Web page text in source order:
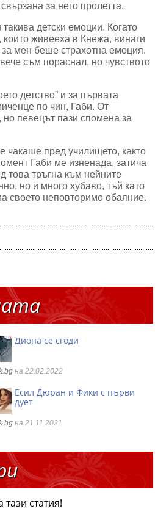
за него пролетта.
детски емоции. Когато
живееха в Кнежа, винаги
мен беше страхотна емоция.
съм пораснал, но чувството
детство” и за първата
по чин, Габи. От
певецът пази спомена за
чакаше пред училището, както
Габи ме изненада, затича
това тръгна към нейните
но и много хубаво, тъй като
своето неповторимо обаяние.
Диона се сгоди
на 22.02.2022
Есил Дюран и Фики с първи
дует
на 21.11.2021
статия!